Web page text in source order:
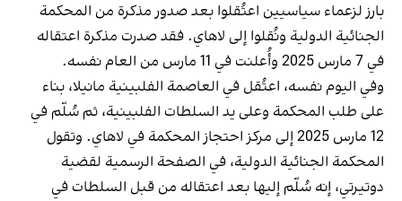
بارز لزعماء سياسيين اعتُقلوا بعد صدور مذكرة من المحكمة
الجنائية الدولية ونُقلوا إلى لاهاي. فقد صدرت مذكرة اعتقاله
في 7 مارس 2025 وأُعلنت في 11 مارس من العام نفسه.
وفي اليوم نفسه، اعتُقل في العاصمة الفلبينية مانيلا، بناء
على طلب المحكمة وعلى يد السلطات الفلبينية، ثم سُلّم في
12 مارس 2025 إلى مركز احتجاز المحكمة في لاهاي. وتقول
المحكمة الجنائية الدولية، في الصفحة الرسمية لقضية
دوتيرتي، إنه سُلّم إليها بعد اعتقاله من قبل السلطات في